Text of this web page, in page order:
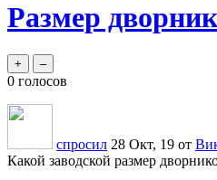
Размер
0 голосов
спросил 28 Окт, 19 от
Какой заводской размер